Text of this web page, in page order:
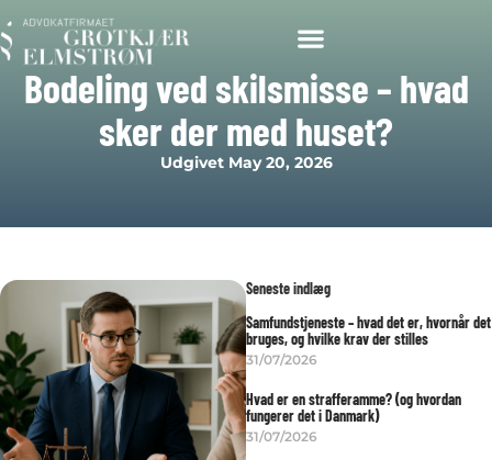
Bodeling ved skilsmisse – hvad
sker der med huset?
Udgivet May 20, 2026
Seneste indlæg
Samfundstjeneste – hvad det er, hvornår det
bruges, og hvilke krav der stilles
31/07/2026
Hvad er en strafferamme? (og hvordan
fungerer det i Danmark)
31/07/2026